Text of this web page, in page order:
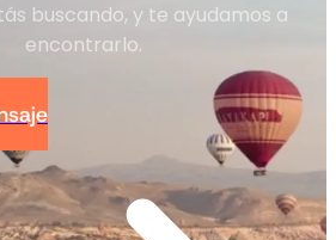
buscando, y te ayudamos a
encontrarlo.